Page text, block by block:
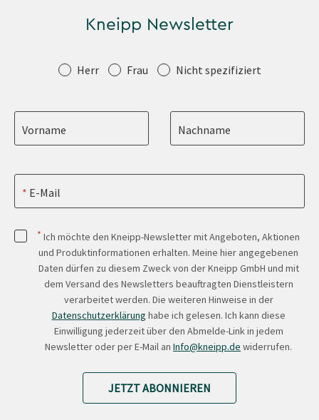
Kneipp Newsletter
Anrede Herr Frau Nicht spezifiziert
Vorname Nachname
E-Mail
* Ich möchte den Kneipp-Newsletter mit Angeboten, Aktionen
und Produktinformationen erhalten. Meine hier angegebenen
Daten dürfen zu diesem Zweck von der Kneipp GmbH und mit
dem Versand des Newsletters beauftragten Dienstleistern
verarbeitet werden. Die weiteren Hinweise in der
Datenschutzerklärung habe ich gelesen. Ich kann diese
Einwilligung jederzeit über den Abmelde-Link in jedem
Newsletter oder per E-Mail an Info@kneipp.de widerrufen.
JETZT ABONNIEREN